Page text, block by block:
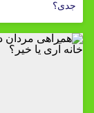
جدی؟